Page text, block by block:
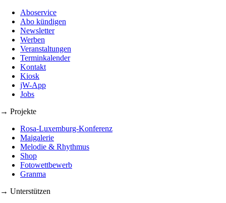
Aboservice
Abo kündigen
Newsletter
Werben
Veranstaltungen
Terminkalender
Kontakt
Kiosk
jW-App
Jobs
→ Projekte
Rosa-Luxemburg-Konferenz
Maigalerie
Melodie & Rhythmus
Shop
Fotowettbewerb
Granma
→ Unterstützen